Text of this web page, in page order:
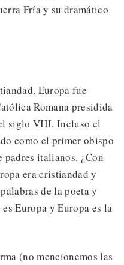
Fría y su dramático
Europa fue
Romana presidida
siglo VIII. Incluso el
como el primer obispo
padres italianos. ¿Con
era cristiandad y
de la poeta y
Europa y Europa es la
(no mencionemos las